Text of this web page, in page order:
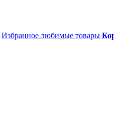
Избранное любимые товары